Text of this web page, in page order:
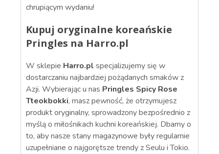
chrupiącym wydaniu!
Kupuj oryginalne koreańskie
Pringles na Harro.pl
W sklepie Harro.pl specjalizujemy się w
dostarczaniu najbardziej pożądanych smaków z
Azji. Wybierając u nas Pringles Spicy Rose
Tteokbokki, masz pewność, że otrzymujesz
produkt oryginalny, sprowadzony bezpośrednio z
myślą o miłośnikach kuchni koreańskiej. Dbamy o
to, aby nasze stany magazynowe były regularnie
uzupełniane o najgorętsze trendy z Seulu i Tokio.